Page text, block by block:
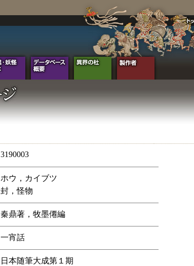
3190003
ホウ，カイブツ
封，怪物
秦鼎著，牧墨僊編
一宵話
日本随筆大成第１期